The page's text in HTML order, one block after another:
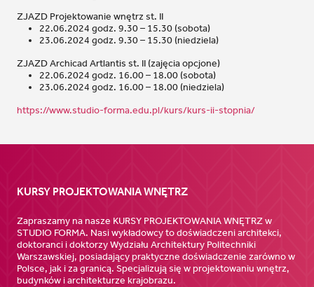
ZJAZD Projektowanie wnętrz st. II
22.06.2024 godz. 9.30 – 15.30 (sobota)
23.06.2024 godz. 9.30 – 15.30 (niedziela)
ZJAZD Archicad Artlantis st. II (zajęcia opcjone)
22.06.2024 godz. 16.00 – 18.00 (sobota)
23.06.2024 godz. 16.00 – 18.00 (niedziela)
https://www.studio-forma.edu.pl/kurs/kurs-ii-stopnia/
KURSY PROJEKTOWANIA WNĘTRZ
Zapraszamy na nasze KURSY PROJEKTOWANIA WNĘTRZ w
STUDIO FORMA. Nasi wykładowcy to doświadczeni architekci,
doktoranci i doktorzy Wydziału Architektury Politechniki
Warszawskiej, posiadający praktyczne doświadczenie zarówno w
Polsce, jak i za granicą. Specjalizują się w projektowaniu wnętrz,
budynków i architekturze krajobrazu.